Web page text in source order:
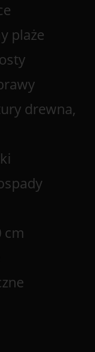
plaże
drewna,
cm